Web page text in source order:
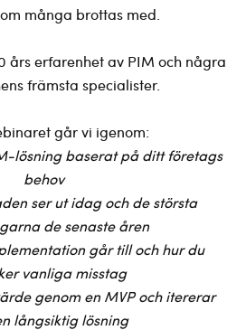
många brottas med.
års erfarenhet av PIM och några
främsta specialister.
går vi igenom:
lösning baserat på ditt företags
behov
ser ut idag och de största
de senaste åren
går till och hur du
vanliga misstag
genom en MVP och itererar
långsiktig lösning